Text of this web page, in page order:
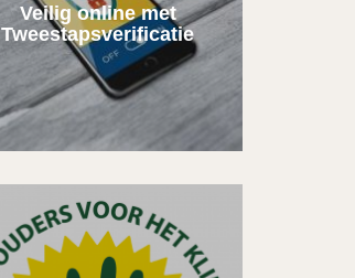
Veilig online met
Tweestapsverificatie